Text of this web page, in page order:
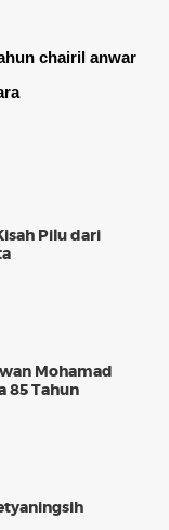
chairil anwar
Pilu dari
Mohamad
85 Tahun